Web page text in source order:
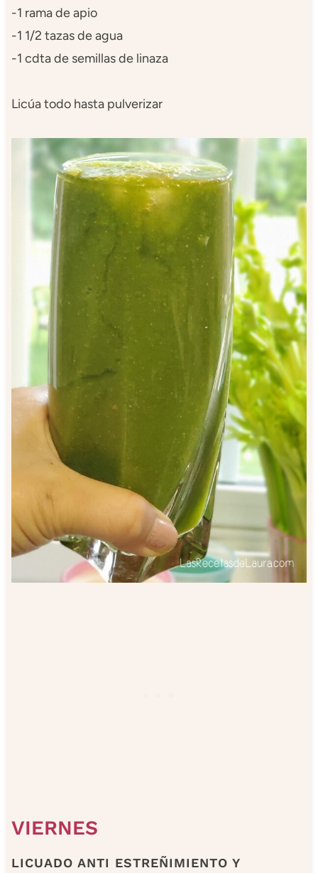
-1 rama de apio
-1 1/2 tazas de agua
-1 cdta de semillas de linaza
Licúa todo hasta pulverizar
VIERNES
LICUADO ANTI ESTREÑIMIENTO Y